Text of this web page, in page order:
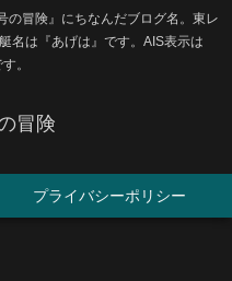
の冒険』にちなんだブログ名。東レ
名は『あげは』です。AIS表示は
。
冒険
プライバシーポリシー